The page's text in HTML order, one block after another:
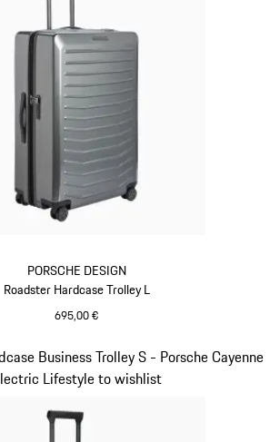
PORSCHE DESIGN
Roadster Hardcase Trolley L
695,00 €
Business Trolley S - Porsche Cayenne
Lifestyle to wishlist